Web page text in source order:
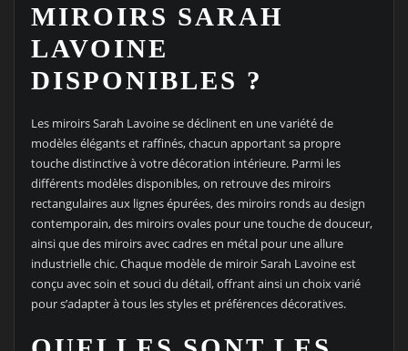
MIROIRS SARAH
LAVOINE
DISPONIBLES ?
Les miroirs Sarah Lavoine se déclinent en une variété de
modèles élégants et raffinés, chacun apportant sa propre
touche distinctive à votre décoration intérieure. Parmi les
différents modèles disponibles, on retrouve des miroirs
rectangulaires aux lignes épurées, des miroirs ronds au design
contemporain, des miroirs ovales pour une touche de douceur,
ainsi que des miroirs avec cadres en métal pour une allure
industrielle chic. Chaque modèle de miroir Sarah Lavoine est
conçu avec soin et souci du détail, offrant ainsi un choix varié
pour s’adapter à tous les styles et préférences décoratives.